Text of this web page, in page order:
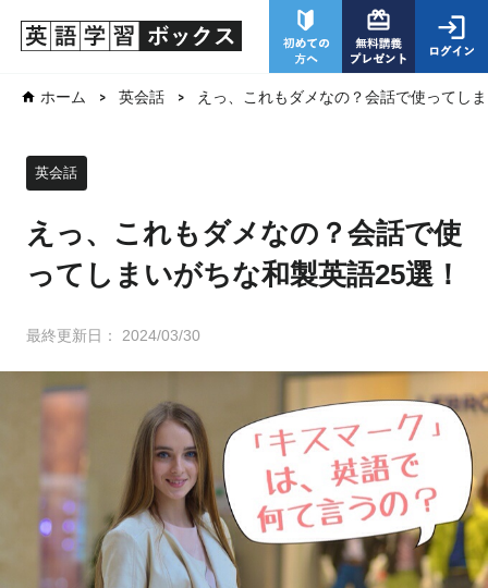
ホーム 英会話 えっ、これもダメなの？会話で使ってし
えっ、これもダメなの？会話で使
ってしまいがちな和製英語25選！
英会話
最終更新日： 2024/03/30